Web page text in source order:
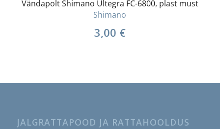
Vändapolt Shimano Ultegra FC-6800, plast must
Shimano
3,00 €
JALGRATTAPOOD JA RATTAHOOLDUS